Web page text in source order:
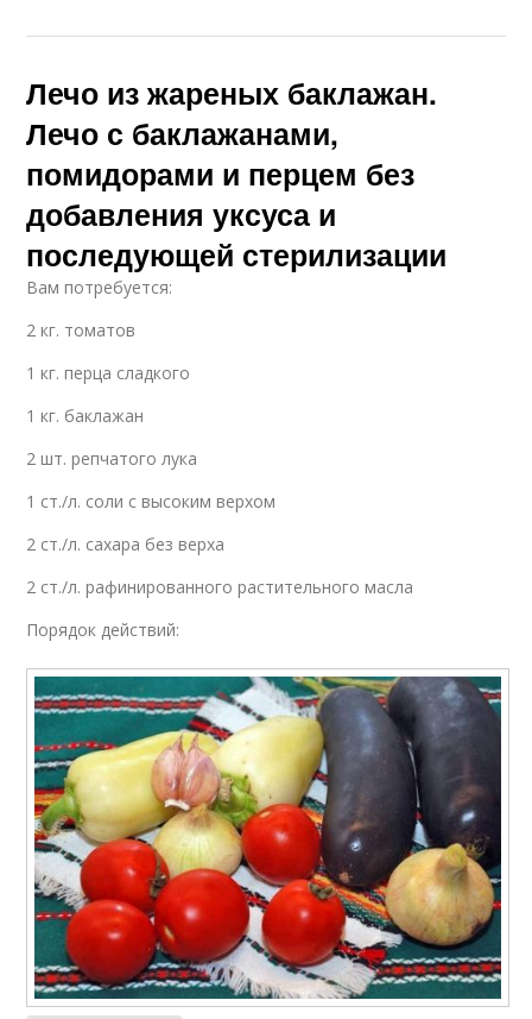
Лечо из жареных баклажан.
Лечо с баклажанами,
помидорами и перцем без
добавления уксуса и
последующей стерилизации
Вам потребуется:
2 кг. томатов
1 кг. перца сладкого
1 кг. баклажан
2 шт. репчатого лука
1 ст./л. соли с высоким верхом
2 ст./л. сахара без верха
2 ст./л. рафинированного растительного масла
Порядок действий: